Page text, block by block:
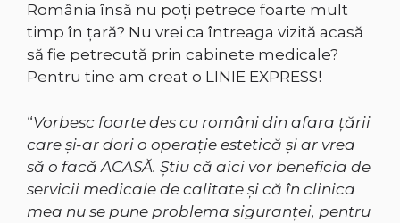
România însă nu poți petrece foarte mult
timp în țară? Nu vrei ca întreaga vizită acasă
să fie petrecută prin cabinete medicale?
Pentru tine am creat o LINIE EXPRESS!
“Vorbesc foarte des cu români din afara țării
care și-ar dori o operație estetică și ar vrea
să o facă ACASĂ. Știu că aici vor beneficia de
servicii medicale de calitate și că în clinica
mea nu se pune problema siguranței, pentru